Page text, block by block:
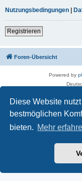
Diese Website
bestmöglichen
bieten. Mehr
Nutzungsbedingungen |
Registrieren
Foren-Übersicht
Powered by